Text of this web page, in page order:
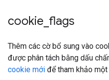
cookie flags
Thêm các cờ bổ sung vào
được phân tách bằng dấu
cookie mới để tham khảo